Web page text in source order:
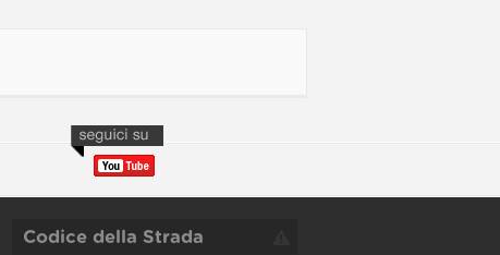
Codice della Strada